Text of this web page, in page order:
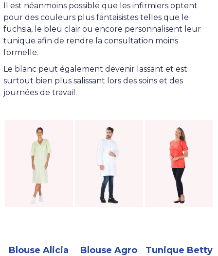
Il est néanmoins possible que les infirmiers optent
pour des couleurs plus fantaisistes telles que le
fuchsia, le bleu clair ou encore personnalisent leur
tunique afin de rendre la consultation moins
formelle.
Le blanc peut également devenir lassant et est
surtout bien plus salissant lors des soins et des
journées de travail.
Blouse Alicia Blouse Agro Tunique Betty